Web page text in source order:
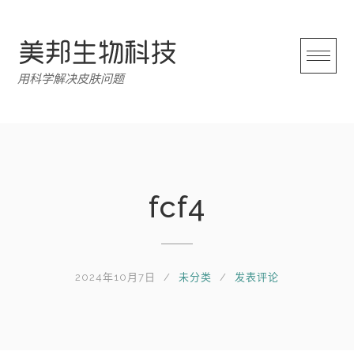
用科学解决皮肤问题
fcf4
2024年10月7日 未分类 发表评论